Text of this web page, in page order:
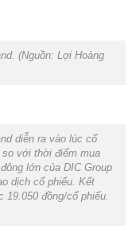
(Nguồn: Lợi Hoàng
diễn ra vào lúc cổ
so với thời điểm mua
lớn của DIC Group
dịch cổ phiếu. Kết
19.050 đồng/cổ phiếu.